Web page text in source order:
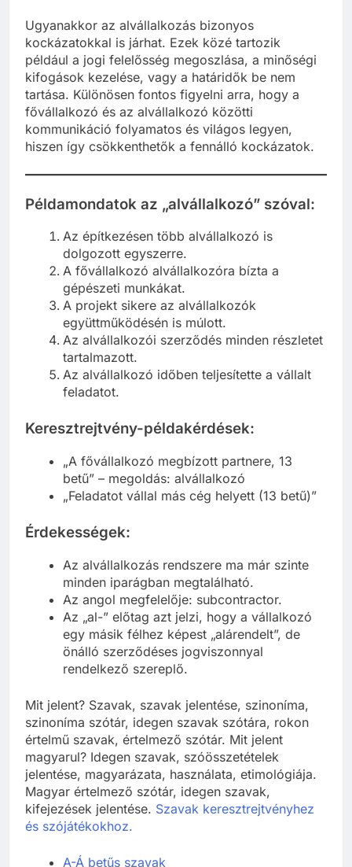
Ugyanakkor az alvállalkozás bizonyos
kockázatokkal is járhat. Ezek közé tartozik
például a jogi felelősség megoszlása, a minőségi
kifogások kezelése, vagy a határidők be nem
tartása. Különösen fontos figyelni arra, hogy a
fővállalkozó és az alvállalkozó közötti
kommunikáció folyamatos és világos legyen,
Példamondatok az „alvállalkozó” szóval:
Az építkezésen több alvállalkozó is
dolgozott egyszerre.
A fővállalkozó alvállalkozóra bízta a
gépészeti munkákat.
A projekt sikere az alvállalkozók
együttműködésén is múlott.
Az alvállalkozói szerződés minden részletet
tartalmazott.
Az alvállalkozó időben teljesítette a vállalt
Keresztrejtvény-példakérdések:
„A fővállalkozó megbízott partnere, 13
betű” – megoldás: alvállalkozó
Érdekességek:
Az alvállalkozás rendszere ma már szinte
minden iparágban megtalálható.
Az angol megfelelője: subcontractor.
Az „al-” előtag azt jelzi, hogy a vállalkozó
egy másik félhez képest „alárendelt”, de
önálló szerződéses jogviszonnyal
Mit jelent? Szavak, szavak jelentése, szinoníma,
szinoníma szótár, idegen szavak szótára, rokon
értelmű szavak, értelmező szótár. Mit jelent
magyarul? Idegen szavak, szóösszetételek
jelentése, magyarázata, használata, etimológiája.
Magyar értelmező szótár, idegen szavak,
kifejezések jelentése.